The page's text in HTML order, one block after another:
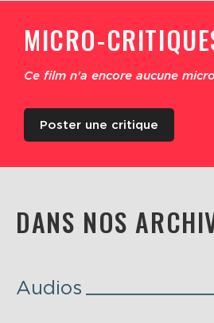
MICRO-
Ce film n'a encore aucune
Poster une critique
DANS NOS
Audios